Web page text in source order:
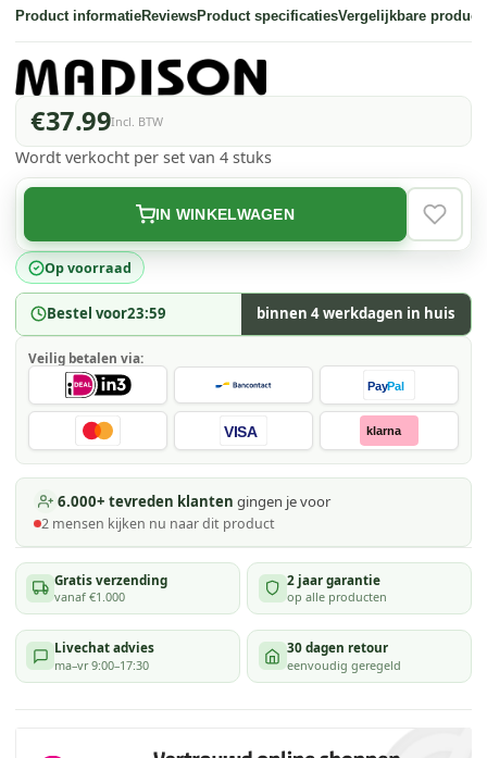
Product informatieReviewsProduct specificatiesVergelijkbare
€37.99Incl. BTW
Op voorraad
Bestel voor23:59 binnen 4 werkdagen in huis
Wordt verkocht per set van 4 stuks
IN WINKELWAGEN
Veilig betalen via:
PayPal
VISA klarna
6.000+ tevreden klanten gingen je voor
2 mensen kijken nu naar dit product
Gratis verzending
vanaf €1.000
2 jaar garantie
op alle producten
Livechat advies
ma–vr 9:00–17:30
30 dagen retour
eenvoudig geregeld